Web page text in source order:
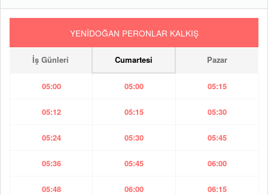
YENİDOĞAN PERONLAR KALKIŞ
İş Günleri Cumartesi Pazar
05:00 05:00 05:15
05:12 05:15 05:30
05:24 05:30 05:45
05:36 05:45 06:00
05:48 06:00 06:15